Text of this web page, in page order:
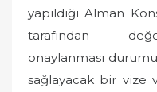
yapıldığı Alman
tarafından
onaylanması
sağlayacak bir vize